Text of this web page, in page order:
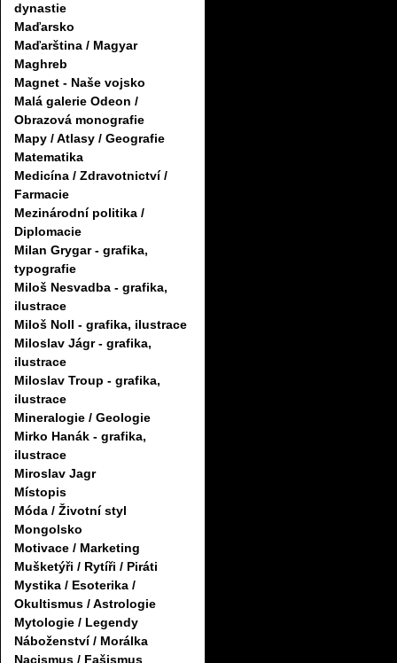
dynastie
Maďarsko
Maďarština / Magyar
Maghreb
Magnet - Naše vojsko
Malá galerie Odeon /
Obrazová monografie
Mapy / Atlasy / Geografie
Matematika
Medicína / Zdravotnictví /
Farmacie
Mezinárodní politika /
Diplomacie
Milan Grygar - grafika,
typografie
Miloš Nesvadba - grafika,
ilustrace
Miloš Noll - grafika, ilustrace
Miloslav Jágr - grafika,
ilustrace
Miloslav Troup - grafika,
ilustrace
Mineralogie / Geologie
Mirko Hanák - grafika,
ilustrace
Miroslav Jagr
Místopis
Móda / Životní styl
Mongolsko
Motivace / Marketing
Mušketýři / Rytíři / Piráti
Mystika / Esoterika /
Okultismus / Astrologie
Mytologie / Legendy
Náboženství / Morálka
Nacismus / Fašismus